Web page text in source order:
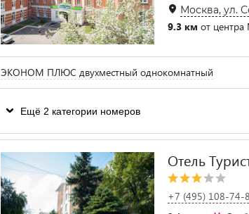
Москва, ул.
9.3 км от
ЭКОНОМ ПЛЮС двухместный однокомнатный
Ещё 2 категории номеров
Отель
+7 (495) 108-74-